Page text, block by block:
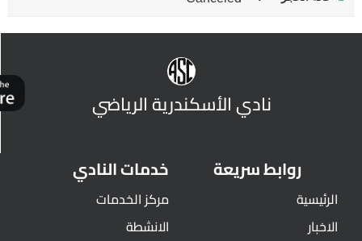
نادي الأسكندرية الرياضي
روابط سريعة
الرئيسية
الاخبار
خدمات النادي
مركز الخدمات
الانشطة